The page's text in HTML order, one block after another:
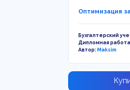
Оптимизация
Бухгалтерский
Дипломная работа
Автор:Maksim